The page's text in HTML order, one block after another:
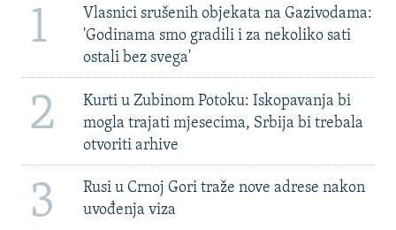
1
Vlasnici srušenih objekata na Gazivodama:
'Godinama smo gradili i za nekoliko sati
ostali bez svega'
2
Kurti u Zubinom Potoku: Iskopavanja bi
mogla trajati mjesecima, Srbija bi trebala
otvoriti arhive
3
Rusi u Crnoj Gori traže nove adrese nakon
uvođenja viza